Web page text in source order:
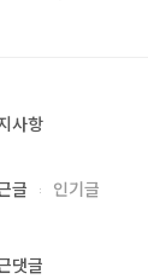
사항
글 인기글
댓글